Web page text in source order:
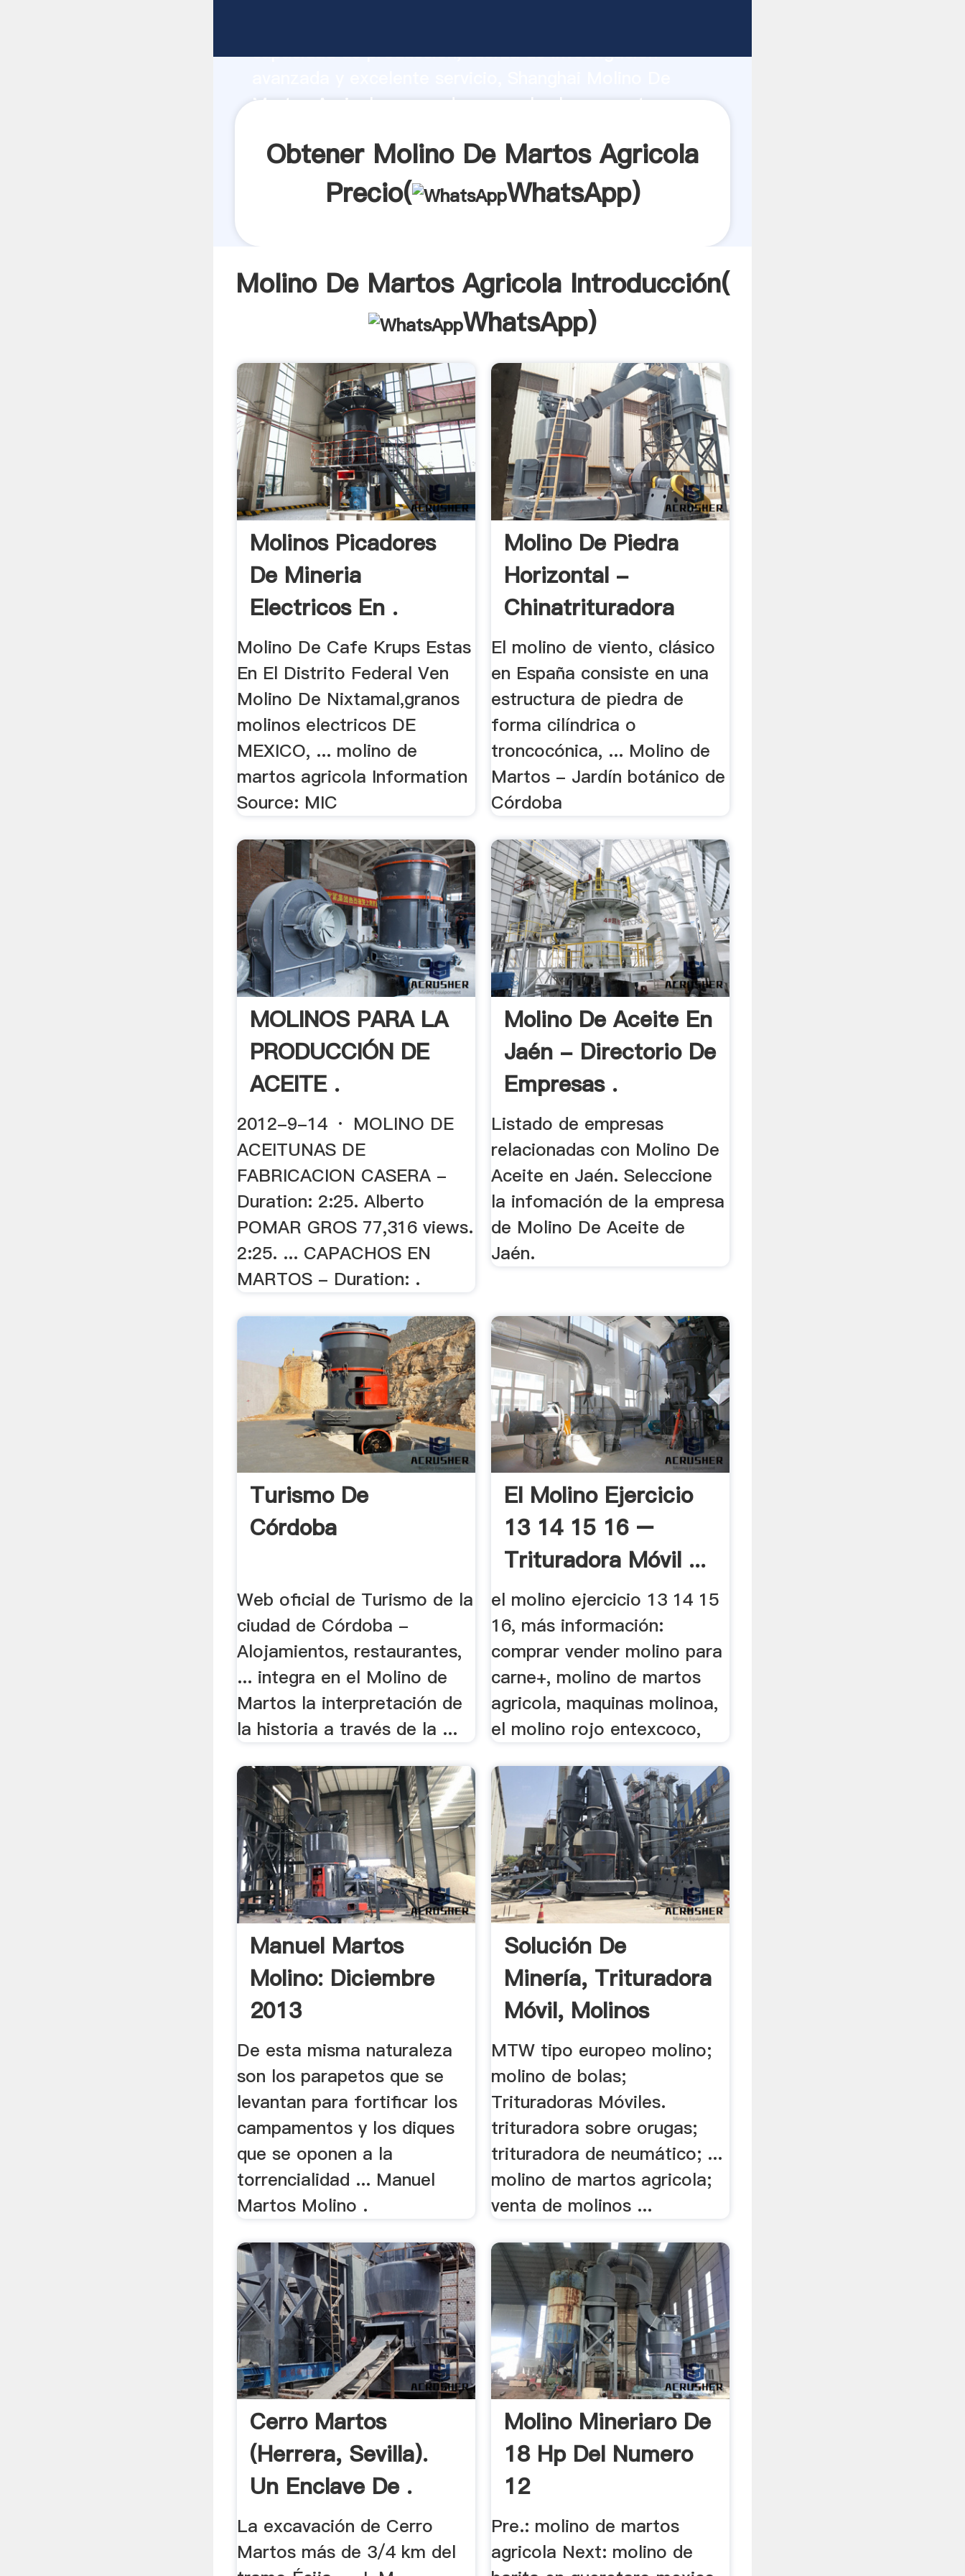
capacidad de producción, fuerza de investigación
Martos Agricola proveedor crea el valor y aporta
Obtener Molino De Martos Agricola
Precio(
WhatsApp)
Molino De Martos Agricola Introducción(
WhatsApp)
Molinos Picadores
De Mineria
Electricos En .
Molino De Cafe Krups Estas
En El Distrito Federal Ven
Molino De Nixtamal,granos
molinos electricos DE
MEXICO, ... molino de
martos agricola Information
Source: MIC
Molino De Piedra
Horizontal -
Chinatrituradora
El molino de viento, clásico
en España consiste en una
estructura de piedra de
forma cilíndrica o
troncocónica, ... Molino de
Martos - Jardín botánico de
Córdoba
MOLINOS PARA LA
PRODUCCIÓN DE
ACEITE .
2012-9-14 · MOLINO DE
ACEITUNAS DE
FABRICACION CASERA -
Duration: 2:25. Alberto
POMAR GROS 77,316 views.
2:25. ... CAPACHOS EN
MARTOS - Duration: .
Molino De Aceite En
Jaén - Directorio De
Empresas .
Listado de empresas
relacionadas con Molino De
Aceite en Jaén. Seleccione
la infomación de la empresa
de Molino De Aceite de
Jaén.
Turismo De
Córdoba
Web oficial de Turismo de la
ciudad de Córdoba -
Alojamientos, restaurantes,
... integra en el Molino de
Martos la interpretación de
la historia a través de la ...
El Molino Ejercicio
13 14 15 16 –
Trituradora Móvil ...
el molino ejercicio 13 14 15
16, más información:
comprar vender molino para
carne+, molino de martos
agricola, maquinas molinoa,
el molino rojo entexcoco,
Manuel Martos
Molino: Diciembre
2013
De esta misma naturaleza
son los parapetos que se
levantan para fortificar los
campamentos y los diques
que se oponen a la
torrencialidad ... Manuel
Martos Molino .
Solución De
Minería, Trituradora
Móvil, Molinos
MTW tipo europeo molino;
molino de bolas;
Trituradoras Móviles.
trituradora sobre orugas;
trituradora de neumático; ...
molino de martos agricola;
venta de molinos ...
Cerro Martos
(Herrera, Sevilla).
Un Enclave De .
La excavación de Cerro
Martos más de 3/4 km del
Molino Mineriaro De
18 Hp Del Numero
12
Pre.: molino de martos
agricola Next: molino de